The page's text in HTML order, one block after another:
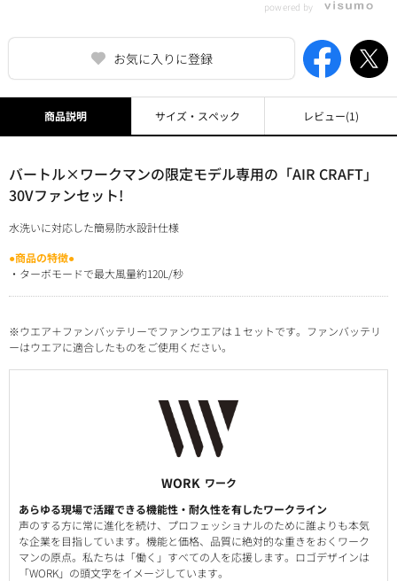
お気に入りに登録
powered by
商品説明
バートル×ワークマンの限定モデル専用の「AIR CRAFT」
30Vファンセット!
水洗いに対応した簡易防水設計仕様
●商品の特徴●
・ターボモードで最大風量約120L/秒
※ウエア＋ファンバッテリーでファンウエアは１セットです。ファンバッテリ
ーはウエアに適合したものをご使用ください。
WORK ワーク
あらゆる現場で活躍できる機能性・耐久性を有したワークライン
声のする方に常に進化を続け、プロフェッショナルのために誰よりも本気
な企業を目指しています。機能と価格、品質に絶対的な重きをおくワーク
マンの原点。私たちは「働く」すべての人を応援します。ロゴデザインは
「WORK」の頭文字をイメージしています。
サイズ・スペック レビュー(1)